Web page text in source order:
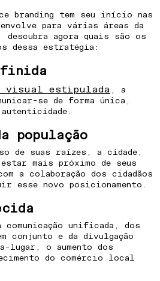
branding tem seu início nas
para várias áreas da
agora quais são os
dessa estratégia:
visual estipulada
, a
se de forma única,
população
de suas raízes, a cidade,
mais próximo de seus
a colaboração dos cidadãos
esse novo posicionamento.
comunicação unificada, dos
conjunto e da divulgação
lugar, o aumento dos
do comércio local